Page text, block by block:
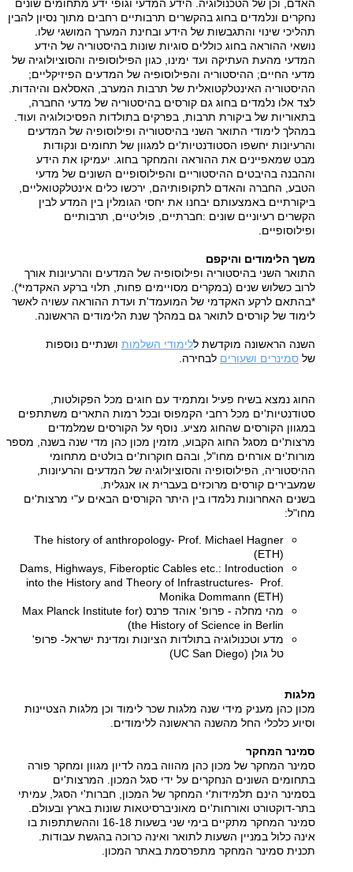
האדם, וכן של הטכנולוגיה. הידע המדעי וגופי ידע מתחומים שונים
נחקרים ונלמדים בחוג בהקשרים תרבותיים רחבים מתוך נסיון להבין
תהליכי שינוי והתגבשות של הידע ובחינת המערך המושגי שלו.
נושאי ההוראה בחוג כוללים סוגיות שונות בהיסטוריה של הידע
המדעי מהעת העתיקה ועד ימינו, כגון הפילוסופיה והסוציולוגיה של
מדעי החיים; ההיסטוריה והפילוסופיה של המדעים הפיזיקליים;
ההיסטוריה האינטלקטואלית של תרבות המערב, האסלאם והיהדות.
לצד אלו נלמדים בחוג גם קורסים בהיסטוריה של מדעי החברה,
בתאוריות של ביקורת תרבות, בפרקים בתולדות הפסיכולוגיה ועוד.
במהלך לימודי התואר השני בהיסטוריה ופילוסופיה של המדעים
והרעיונות יחשפו הסטודנטיות'ים למגוון של תחומים ונקודות
מבט שמאפיינים את ההוראה והמחקר בחוג. יעמיקו את הידע
וההבנה בהיבטים ההיסטוריים והפילוסופיים השונים של מדעי
הטבע, החברה והאדם לתקופותיהם, ירכשו כלים אינטלקטואליים,
ביקורתיים באמצעותם יבחנו את יחסי הגומלין בין המדע לבין
הקשרים רעיוניים שונים :חברתיים, פוליטיים, תרבותיים
ופילוסופיים.
משך הלימודים והיקפם
התואר השני בהיסטוריה ופילוסופיה של המדעים והרעיונות אורך
לרוב כשלוש שנים (במקרים מסויימים פחות, תלוי ברקע האקדמי*).
*בהתאם לרקע האקדמי של המועמד'ת ועדת ההוראה עשויה לאשר
לימוד של קורסים לתואר גם במהלך שנת הלימודים הראשונה.
השנה הראשונה מוקדשת ללימודי השלמות ושנתיים נוספות
של סמינרים ושעורים לבחירה.
החוג נמצא בשיח פעיל ומתמיד עם חוגים מכל הפקולטות,
סטודנטיות'ים מכל רחבי הקמפוס ובכל רמות התארים משתתפים
במגוון הקורסים שהחוג מציע. נוסף על הקורסים שמלמדים
מרצות'ים מסגל החוג הקבוע, מזמין מכון כהן מדי שנה בשנה, מספר
מורות'ים אורחים מחו"ל, ובהם חוקרות'ים בולטים מתחומי
ההיסטוריה, הפילוסופיה והסוציולוגיה של המדעים והרעיונות,
שמעבירים קורסים מרוכזים בעברית או אנגלית.
בשנים האחרונות נלמדו בין היתר הקורסים הבאים ע"י מרצות'ים
מחו"ל:
The history of anthropology- Prof. Michael Hagner
(ETH)
Dams, Highways, Fiberoptic Cables etc.: Introduction
into the History and Theory of Infrastructures- Prof.
Monika Dommann (ETH)
מהי מחלה - פרופ' אוהד פרנס (Max Planck Institute for
the History of Science in Berlin)
מדע וטכנולוגיה בתולדות הציונות ומדינת ישראל- פרופ'
טל גולן (UC San Diego)
מלגות
מכון כהן מעניק מידי שנה מלגות שכר לימוד וכן מלגות הצטיינות
וסיוע כלכלי החל מהשנה הראשונה ללימודים.
סמינר המחקר
סמינר המחקר של מכון כהן מהווה במה לדיון מגוון ומחקר פורה
בתחומים השונים הנחקרים על ידי סגל המכון. המרצות'ים
בסמינר הינם תלמידות'י המחקר של המכון, חברות'י הסגל, עמיתי
בתר-דוקטורט ואורחות'ים מאוניברסיטאות שונות בארץ ובעולם.
סמינר המחקר מתקיים בימי שני בשעות 16-18 וההשתתפות בו
אינה כלול במניין השעות לתואר ואינה כרוכה בהגשת עבודות.
תכנית סמינר המחקר מתפרסמת באתר המכון.